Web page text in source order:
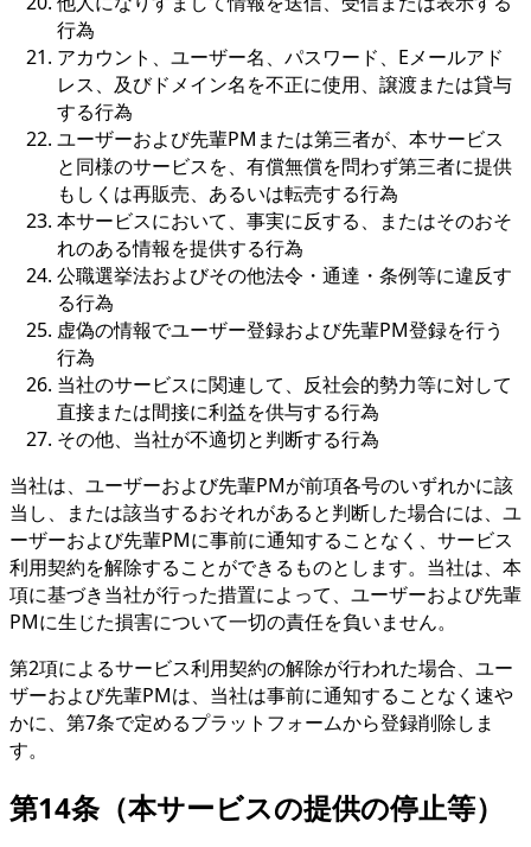
行為
アカウント、ユーザー名、パスワード、Eメールアド
レス、及びドメイン名を不正に使用、譲渡または貸与
する行為
ユーザーおよび先輩PMまたは第三者が、本サービス
と同様のサービスを、有償無償を問わず第三者に提供
もしくは再販売、あるいは転売する行為
本サービスにおいて、事実に反する、またはそのおそ
れのある情報を提供する行為
公職選挙法およびその他法令・通達・条例等に違反す
る行為
虚偽の情報でユーザー登録および先輩PM登録を行う
行為
当社のサービスに関連して、反社会的勢力等に対して
直接または間接に利益を供与する行為
その他、当社が不適切と判断する行為
当社は、ユーザーおよび先輩PMが前項各号のいずれかに該
当し、または該当するおそれがあると判断した場合には、ユ
ーザーおよび先輩PMに事前に通知することなく、サービス
利用契約を解除することができるものとします。当社は、本
項に基づき当社が行った措置によって、ユーザーおよび先輩
PMに生じた損害について一切の責任を負いません。
第2項によるサービス利用契約の解除が行われた場合、ユー
ザーおよび先輩PMは、当社は事前に通知することなく速や
かに、第7条で定めるプラットフォームから登録削除しま
す。
第14条（本サービスの提供の停止等）